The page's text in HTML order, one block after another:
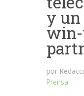
y
por
Prensa